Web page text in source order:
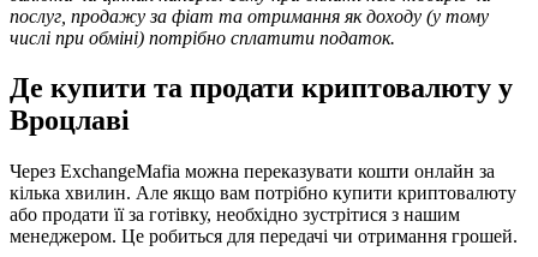
послуг, продажу за фіат та отримання як доходу (у тому
числі при обміні) потрібно сплатити податок.
Де купити та продати криптовалюту у
Вроцлаві
Через ExchangeMafia можна переказувати кошти онлайн за
кілька хвилин. Але якщо вам потрібно купити криптовалюту
або продати її за готівку, необхідно зустрітися з нашим
менеджером. Це робиться для передачі чи отримання грошей.